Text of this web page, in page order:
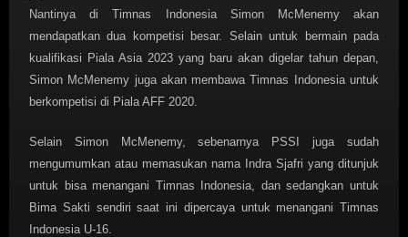
Nantinya di Timnas Indonesia Simon McMenemy akan
mendapatkan dua kompetisi besar. Selain untuk bermain pada
kualifikasi Piala Asia 2023 yang baru akan digelar tahun depan,
Simon McMenemy juga akan membawa Timnas Indonesia untuk
berkompetisi di Piala AFF 2020.
Selain Simon McMenemy, sebenarnya PSSI juga sudah
mengumumkan atau memasukan nama Indra Sjafri yang ditunjuk
untuk bisa menangani Timnas Indonesia, dan sedangkan untuk
Bima Sakti sendiri saat ini dipercaya untuk menangani Timnas
Indonesia U-16.